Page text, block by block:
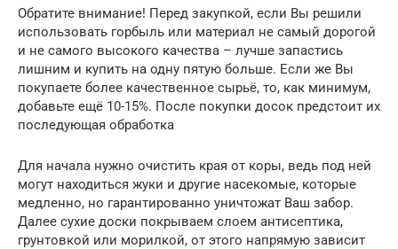
Обратите внимание! Перед закупкой, если Вы решили
использовать горбыль или материал не самый дорогой
и не самого высокого качества – лучше запастись
лишним и купить на одну пятую больше. Если же Вы
покупаете более качественное сырьё, то, как минимум,
добавьте ещё 10-15%. После покупки досок предстоит их
последующая обработка
Для начала нужно очистить края от коры, ведь под ней
могут находиться жуки и другие насекомые, которые
медленно, но гарантированно уничтожат Ваш забор.
Далее сухие доски покрываем слоем антисептика,
грунтовкой или морилкой, от этого напрямую зависит